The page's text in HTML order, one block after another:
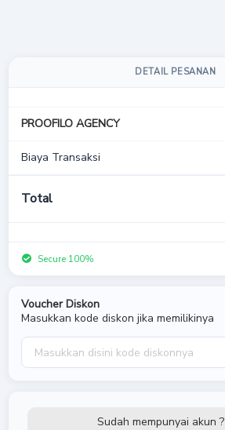
DETAIL PESANAN
PROOFILO AGENCY
Biaya Transaksi
Total
Secure 100%
Voucher Diskon
Masukkan kode diskon jika memilikinya
Sudah mempunyai akun ?